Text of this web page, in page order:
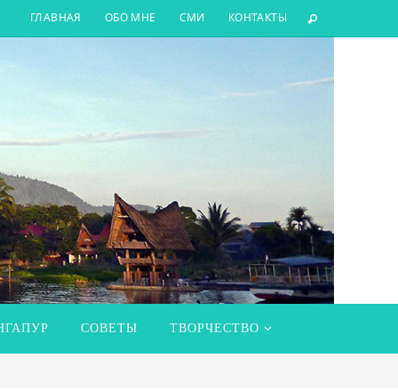
ГЛАВНАЯ ОБО МНЕ СМИ КОНТАКТЫ
СОВЕТЫ ТВОРЧЕСТВО